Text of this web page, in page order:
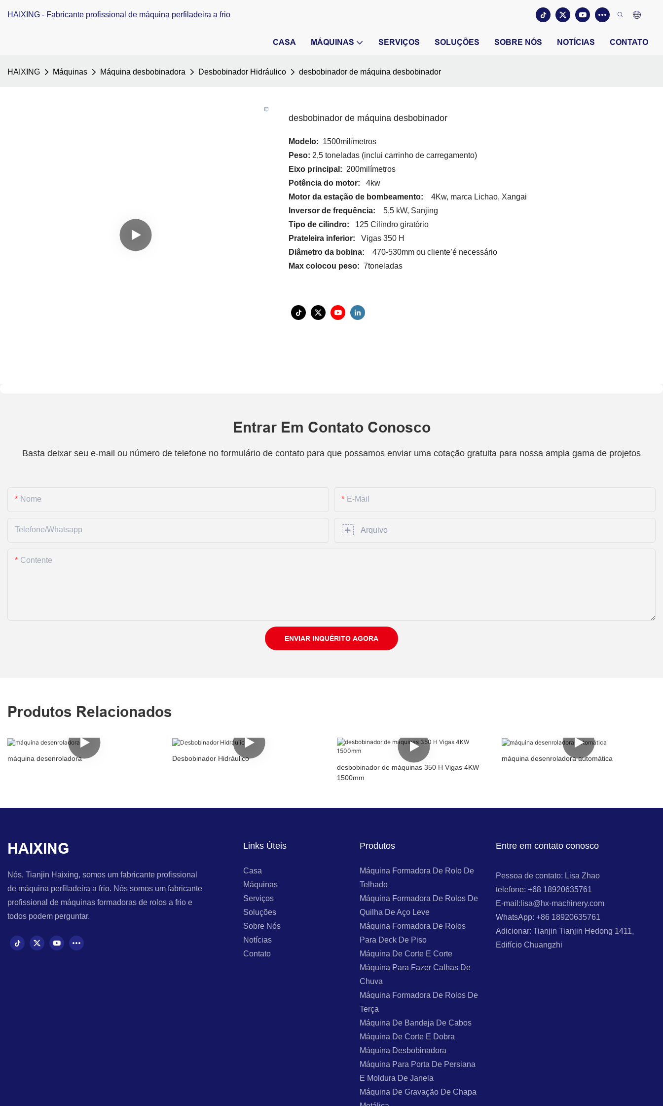
HAIXING - Fabricante profissional de máquina perfiladeira a frio
CASA MÁQUINAS SERVIÇOS SOLUÇÕES SOBRE NÓS NOTÍCIAS CONTATO
HAIXING Máquinas Máquina desbobinadora Desbobinador Hidráulico desbobinador de máquina desbobinador
desbobinador de máquina desbobinador
Modelo: 1500milímetros
Peso: 2,5 toneladas (inclui carrinho de carregamento)
Eixo principal: 200milímetros
Potência do motor:
4kw
Motor da estação de bombeamento:
4Kw, marca Lichao, Xangai
Inversor de frequência:
5,5 kW, Sanjing
Tipo de cilindro:
125 Cilindro giratório
Prateleira inferior:
Vigas 350 H
Diâmetro da bobina:
470-530mm ou cliente’é necessário
Max colocou peso: 7toneladas
Entrar Em Contato Conosco
Basta deixar seu e-mail ou número de telefone no formulário de contato para que possamos enviar uma cotação gratuita para nossa ampla gama de projetos
Nome E-Mail
Telefone/whatsapp Arquivo
Contente
ENVIAR INQUÉRITO AGORA
Produtos Relacionados
máquina desenroladora
Desbobinador Hidráulico
desbobinador de máquinas 350 H Vigas 4KW
1500mm
máquina desenroladora automática
HAIXING
Nós, Tianjin Haixing, somos um fabricante profissional
de máquina perfiladeira a frio. Nós somos um fabricante
profissional de máquinas formadoras de rolos a frio e
todos podem perguntar.
Links Úteis
Casa
Máquinas
Serviços
Soluções
Sobre Nós
Notícias
Contato
Produtos
Máquina Formadora De Rolo De
Telhado
Máquina Formadora De Rolos De
Quilha De Aço Leve
Máquina Formadora De Rolos
Para Deck De Piso
Máquina De Corte E Corte
Máquina Para Fazer Calhas De
Chuva
Máquina Formadora De Rolos De
Terça
Máquina De Bandeja De Cabos
Máquina De Corte E Dobra
Máquina Desbobinadora
Máquina Para Porta De Persiana
E Moldura De Janela
Máquina De Gravação De Chapa
Entre em contato conosco
Pessoa de contato: Lisa Zhao
telefone: +68 18920635761
E-mail:lisa@hx-machinery.com
WhatsApp: +86 18920635761
Adicionar: Tianjin Tianjin Hedong 1411,
Edifício Chuangzhi